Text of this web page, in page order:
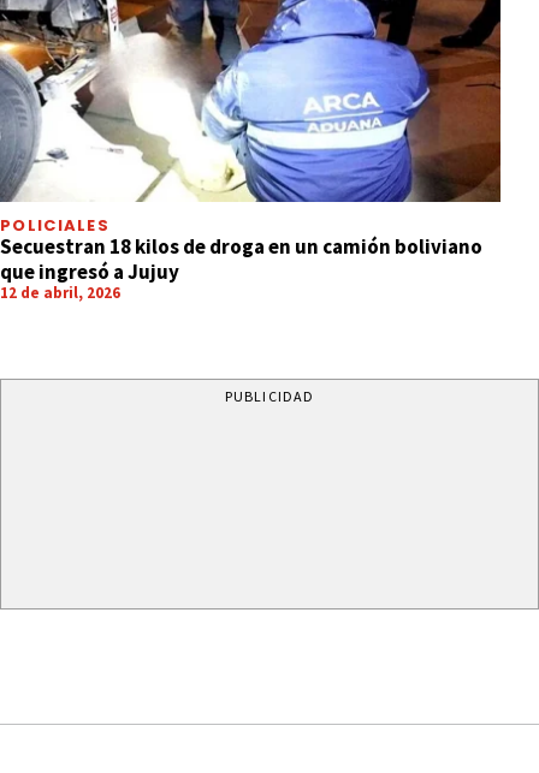
POLICIALES
Secuestran 18 kilos de droga en un camión boliviano
que ingresó a Jujuy
12 de abril, 2026
PUBLICIDAD